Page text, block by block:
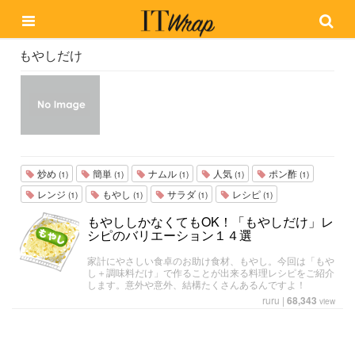
もやしだけ
炒め (1) 簡単 (1) ナムル (1) 人気 (1) ポン酢 (1)
レンジ (1) もやし (1) サラダ (1) レシピ (1)
もやししかなくてもOK！「もやしだけ」レ
シピのバリエーション１４選
家計にやさしい食卓のお助け食材、もやし。今回は「もや
し＋調味料だけ」で作ることが出来る料理レシピをご紹介
します。意外や意外、結構たくさんあるんですよ！
ruru | 68,343 view